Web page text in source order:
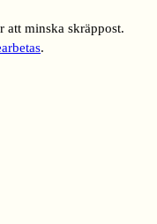
att minska skräppost.
.